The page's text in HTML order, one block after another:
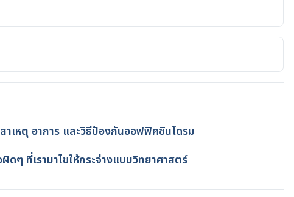
from anxiety.
anxiety/symptoms/muscle-
มูลโดยทีม Hello คุณหมอ
เหตุ อาการ และวิธีป้องกันออฟฟิศซินโดรม
ดๆ ที่เรามาไขให้กระจ่างแบบวิทยาศาสตร์